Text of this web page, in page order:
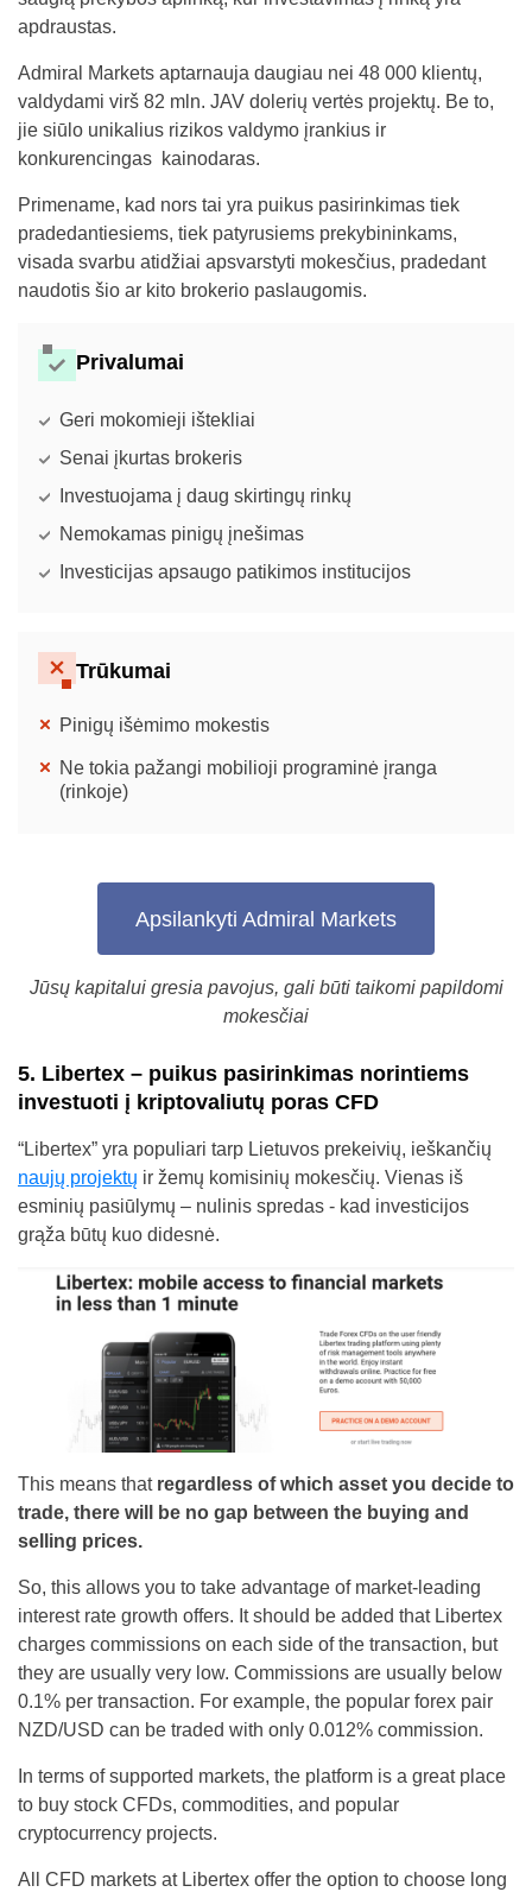
apdraustas.
Admiral Markets aptarnauja daugiau nei 48 000 klientų,
valdydami virš 82 mln. JAV dolerių vertės projektų. Be to,
jie siūlo unikalius rizikos valdymo įrankius ir
konkurencingas kainodaras.
Primename, kad nors tai yra puikus pasirinkimas tiek
pradedantiesiems, tiek patyrusiems prekybininkams,
visada svarbu atidžiai apsvarstyti mokesčius, pradedant
naudotis šio ar kito brokerio paslaugomis.
Privalumai
Geri mokomieji ištekliai
Senai įkurtas brokeris
Investuojama į daug skirtingų rinkų
Nemokamas pinigų įnešimas
Investicijas apsaugo patikimos institucijos
Trūkumai
Pinigų išėmimo mokestis
Ne tokia pažangi mobilioji programinė įranga
(rinkoje)
Apsilankyti Admiral Markets
Jūsų kapitalui gresia pavojus, gali būti taikomi papildomi
mokesčiai
5. Libertex – puikus pasirinkimas norintiems
investuoti į kriptovaliutų poras CFD
“Libertex” yra populiari tarp Lietuvos prekeivių, ieškančių
naujų projektų ir žemų komisinių mokesčių. Vienas iš
esminių pasiūlymų – nulinis spredas - kad investicijos
grąža būtų kuo didesnė.
This means that regardless of which asset you decide to
trade, there will be no gap between the buying and
selling prices.
So, this allows you to take advantage of market-leading
interest rate growth offers. It should be added that Libertex
charges commissions on each side of the transaction, but
they are usually very low. Commissions are usually below
0.1% per transaction. For example, the popular forex pair
NZD/USD can be traded with only 0.012% commission.
In terms of supported markets, the platform is a great place
to buy stock CFDs, commodities, and popular
cryptocurrency projects.
All CFD markets at Libertex offer the option to choose long